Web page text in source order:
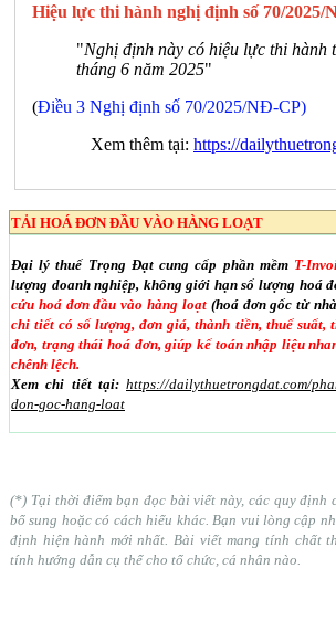
Hiệu lực thi hành nghị định số 70/2025/
"Nghị định này có hiệu lực thi hành
tháng 6 năm 2025"
(Điều 3 Nghị định số 70/2025/NĐ-CP)
Xem thêm tại: https://
TẢI HOÁ ĐƠN ĐẦU VÀO HÀNG LOẠT
Đại lý thuế Trọng Đạt cung cấp phần mềm T-
lượng doanh nghiệp, không giới hạn số lượng hoá
cứu hoá đơn đầu vào hàng loạt(hoá đơn gốc từ
chi tiết có số lượng, đơn giá, thành tiền, thuế suất,
đơn, trạng thái hoá đơn, giúp kế toán nhập liệu
chênh lệch.
Xem chi tiết tại: https://dailythuetrongdat.com/
don-goc-hang-loat
(*) Tại thời điểm bạn đọc bài viết này, các quy định
bổ sung hoặc có cách hiểu khác. Bạn vui lòng cập
định hiện hành mới nhất. Bài viết mang tính chất
tính hướng dẫn cụ thể cho tổ chức, cá nhân nào.